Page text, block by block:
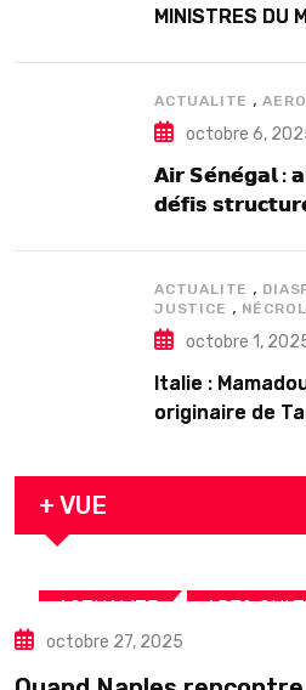
MINISTRES DU
ACTUALITE ,
octobre 6,
𝗔𝗶𝗿 𝗦𝗲́𝗻𝗲́𝗴𝗮𝗹 :
𝗱𝗲́𝗳𝗶𝘀
ACTUALITE ,
JUSTICE ,
octobre 1,
Italie :
originaire de
arrestation
+ VUE
ACTUALITE ART&
TOURISME
octobre 27, 2025